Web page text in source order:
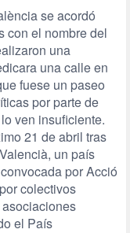
se acordó
con el nombre del
una
una calle en
fuese un paseo
por parte de
ven insuficiente.
21 de abril tras
un país
por Acció
colectivos
el País